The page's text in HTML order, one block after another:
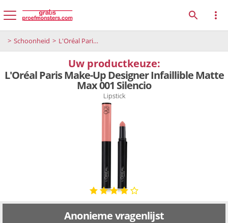
Schoonheid L'Oréal Paris Make-Up Designer Infaillible Matte Max 001 Silencio
Uw productkeuze:
L'Oréal Paris Make-Up Designer Infaillible Matte
Max 001 Silencio
Lipstick
Anonieme vragenlijst